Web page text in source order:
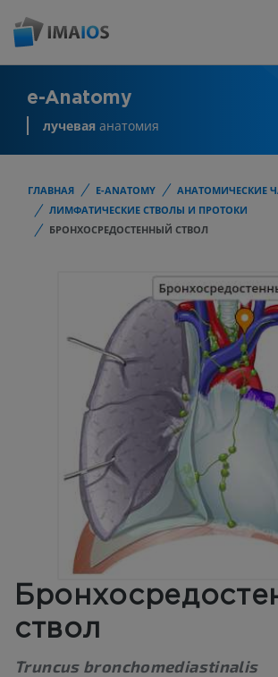
e-Anatomy
лучевая анатомия
ГЛАВНАЯ E-ANATOMY АНАТОМИЧЕСКИЕ
ЛИМФАТИЧЕСКИЕ СТВОЛЫ И ПРОТОКИ
БРОНХОСРЕДОСТЕННЫЙ СТВОЛ
ствол
Truncus bronchomediastinalis